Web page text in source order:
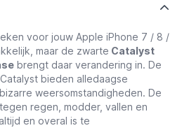
voor jouw Apple iPhone 7 / 8 /
maar de zwarte Catalyst
brengt daar verandering in. De
bieden alledaagse
weersomstandigheden. De
regen, modder, vallen en
en overal is te